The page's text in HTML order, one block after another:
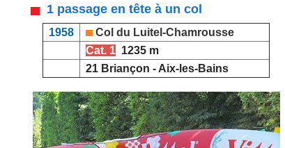
1 passage en tête à un col
1958
Col du Luitel-Chamrousse
Cat. 1 1235 m
21 Briançon - Aix-les-Bains